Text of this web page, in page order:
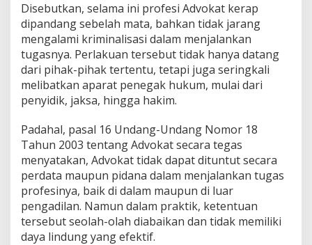
o
k
a
t
D
a
l
a
K
U
H
A
P
B
r
u
Disebutkan, selama ini profesi Advokat kerap
dipandang sebelah mata, bahkan tidak jarang
mengalami kriminalisasi dalam menjalankan
tugasnya. Perlakuan tersebut tidak hanya datang
dari pihak-pihak tertentu, tetapi juga seringkali
melibatkan aparat penegak hukum, mulai dari
penyidik, jaksa, hingga hakim.
Padahal, pasal 16 Undang-Undang Nomor 18
Tahun 2003 tentang Advokat secara tegas
menyatakan, Advokat tidak dapat dituntut secara
perdata maupun pidana dalam menjalankan tugas
profesinya, baik di dalam maupun di luar
pengadilan. Namun dalam praktik, ketentuan
tersebut seolah-olah diabaikan dan tidak memiliki
daya lindung yang efektif.